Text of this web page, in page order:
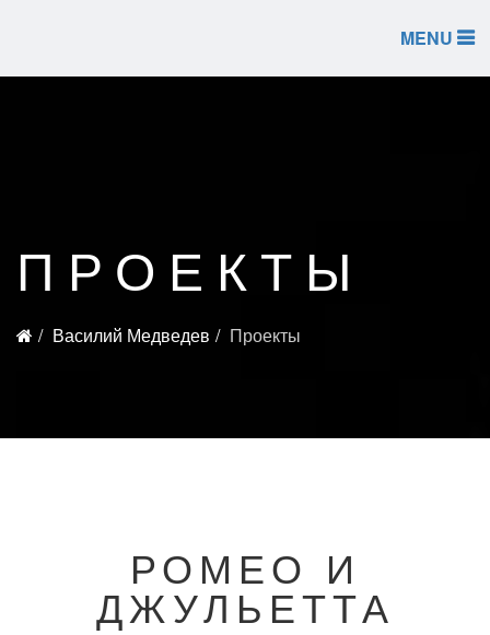
MENU
ПРОЕКТЫ
Василий Медведев Проекты
РОМЕО И
ДЖУЛЬЕТТА